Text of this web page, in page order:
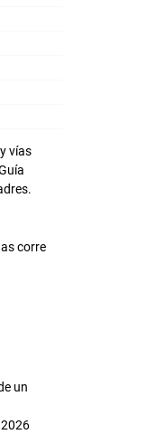
vías
corre
un